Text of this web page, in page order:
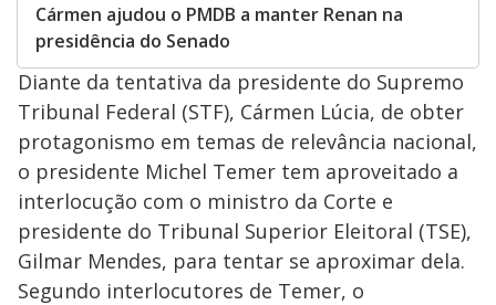
Cármen ajudou o PMDB a manter Renan na
presidência do Senado
Diante da tentativa da presidente do Supremo
Tribunal Federal (STF), Cármen Lúcia, de obter
protagonismo em temas de relevância nacional,
o presidente Michel Temer tem aproveitado a
interlocução com o ministro da Corte e
presidente do Tribunal Superior Eleitoral (TSE),
Gilmar Mendes, para tentar se aproximar dela.
Segundo interlocutores de Temer, o